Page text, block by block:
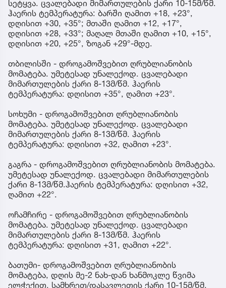
სეტყვა. ცვალებადი მიმართულების ქარი 10-15მ/წმ.
ჰაერის ტემპერატურა: ბარში ღამით +18, +23°,
დღისით +30, +35°; მთაში ღამით +12, +17°,
დღისით +28, +33°; მაღალ მთაში ღამით +10, +15°,
დღისით +20, +25°, ზოგან +29°-მდე.
თბილისში - დროგამოშვებით ღრუბლიანობის
მომატება. უმეტესად უნალექოდ. ცვალებადი
მიმართულების ქარი 8-13მ/წმ. ჰაერის
ტემპერატურა: დღისით +35°, ღამით +23°.
სოხუმი - დროგამოშვებით ღრუბლიანობის
მომატება. უმეტესად უნალექოდ. ცვალებადი
მიმართულების ქარი 8-13მ/წმ. ჰაერის
ტემპერატურა: დღისით +32, ღამით +23°.
გაგრა - დროგამოშვებით ღრუბლიანობის მომატება.
უმეტესად უნალექოდ. ცვალებადი მიმართულების
ქარი 8-13მ/წმ.ჰაერის ტემპერატურა: დღისით +32,
ღამით +22°.
ოჩამჩირე - დროგამოშვებით ღრუბლიანობის
მომატება. უმეტესად უნალექოდ. ცვალებადი
მიმართულების ქარი 8-13მ/წმ. ჰაერის
ტემპერატურა: დღისით +31, ღამით +22°.
ბათუმი- დროგამოშვებით ღრუბლიანობის
მომატება, დღის მე-2 ნახ-დან ხანმოკლე წვიმა
ელჭექით. სამხრეთ/დასავლეთის ქარი 10-15მ/წმ.